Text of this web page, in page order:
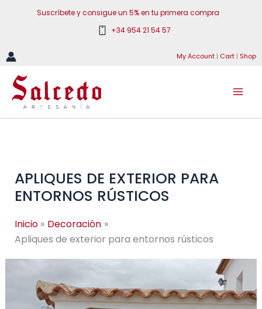
Suscríbete y consigue un 5% en tu primera compra
+34 954 21 54 57
My Account | Cart | Shop
APLIQUES DE EXTERIOR PARA
ENTORNOS RÚSTICOS
Inicio
Decoración
Apliques de exterior para entornos rústicos